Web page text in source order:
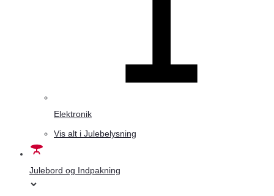
Elektronik
Vis alt i Julebelysning
Julebord og Indpakning